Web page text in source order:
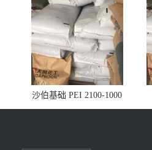
沙伯基础 PEI 2100-1000